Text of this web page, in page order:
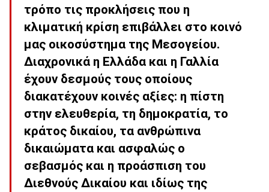
τρόπο τις προκλήσεις που η
κλιματική κρίση επιβάλλει στο κοινό
μας οικοσύστημα της Μεσογείου.
Διαχρονικά η Ελλάδα και η Γαλλία
έχουν δεσμούς τους οποίους
διακατέχουν κοινές αξίες: η πίστη
στην ελευθερία, τη δημοκρατία, το
κράτος δικαίου, τα ανθρώπινα
δικαιώματα και ασφαλώς ο
σεβασμός και η προάσπιση του
Διεθνούς Δικαίου και ιδίως της